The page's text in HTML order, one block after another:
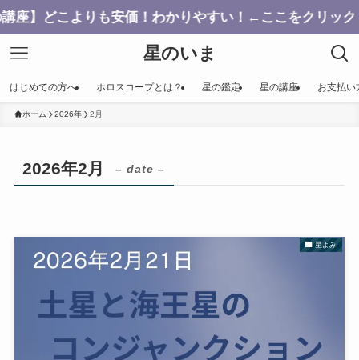
よりも安価！わかりやすい！←ここをクリック
星のいま
はじめての方へ ホロスコープとは？ 星の鑑定 星の講座 お支払い
ホーム 2026年 2月
2026年2月 – date –
星よみ